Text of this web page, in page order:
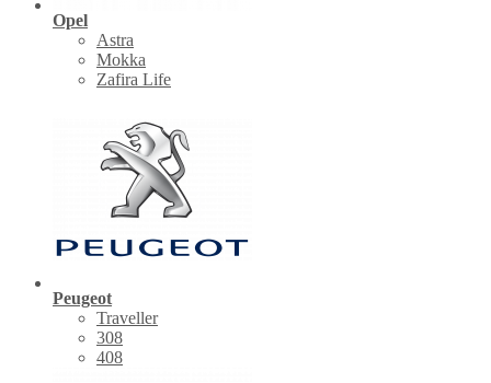
Opel
Astra
Mokka
Zafira Life
Peugeot
Traveller
308
408